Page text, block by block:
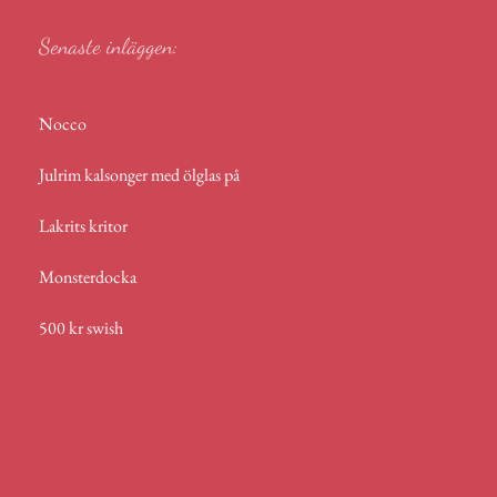
Senaste inläggen:
Nocco
Julrim kalsonger med ölglas på
Lakrits kritor
Monsterdocka
500 kr swish